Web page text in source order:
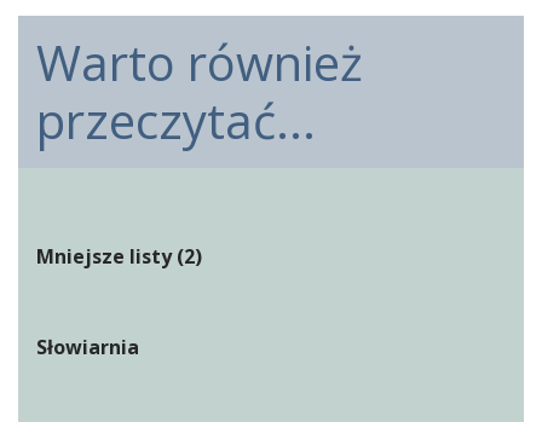
Warto również
przeczytać...
Mniejsze listy (2)
Słowiarnia